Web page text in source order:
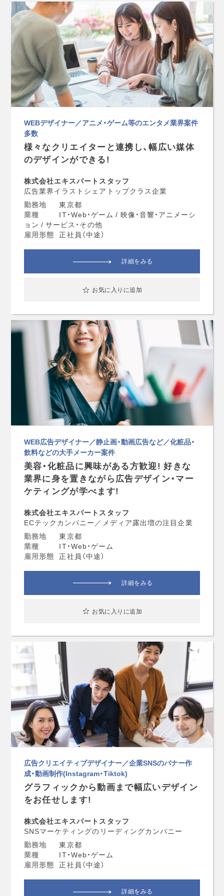
WEBデザイナー／アニメ・ゲーム等のエンタメ業界案件
多数
様々なクリエイターと連携し、幅広い媒体
のデザインができる!
株式会社エキスパートスタッフ
広告業界イラストシェアトップクラス企業
勤務地
東京都
業種
IT・Web・ゲーム / 映像・音響・アニメーシ
ョン / サービス・その他
雇用形態 正社員（中途）
詳細をみる
お気に入りに追加
WEB広告デザイナー／静止画・動画広告など／化粧品・
飲料などの大手メーカー案件
美容・化粧品に興味がある方歓迎! 好きな
業界に身を置きながら広告デザイン・マー
ケティングが学べます!
株式会社エキスパートスタッフ
ECテックカンパニー／メディア露出増の注目企業
勤務地
東京都
業種
IT・Web・ゲーム
雇用形態 正社員（中途）
詳細をみる
お気に入りに追加
広告クリエイティブデザイナー／企業SNSのバナー作
成・動画制作(Instagram・Tiktok)
グラフィックから動画まで幅広いデザイン
をお任せします!
株式会社エキスパートスタッフ
SNSマーケティングのリーディングカンパニー
勤務地
東京都
業種
IT・Web・ゲーム
雇用形態 正社員（中途）
詳細をみる